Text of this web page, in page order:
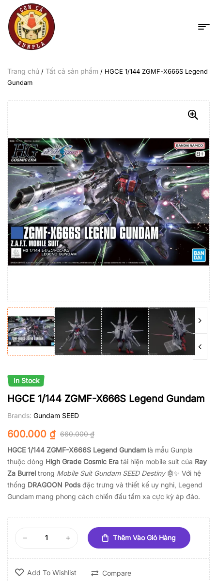
Trang chủ / Tất cả sản phẩm / HGCE 1/144 ZGMF-X666S Legend
Gundam
In Stock
HGCE 1/144 ZGMF-X666S Legend Gundam
Brands: Gundam SEED
660.000₫
600.000 ₫
HGCE 1/144 ZGMF-X666S Legend Gundam là mẫu Gunpla
thuộc dòng High Grade Cosmic Era tái hiện mobile suit của Ray
Za Burrel trong Mobile Suit Gundam SEED Destiny🤖✨ Với hệ
thống DRAGOON Podsđặc trưng và thiết kế uy nghi, Legend
Gundam mang phong cách chiến đấu tầm xa cực kỳ áp đảo.
Thêm Vào Giỏ Hàng
Add To Wishlist Compare